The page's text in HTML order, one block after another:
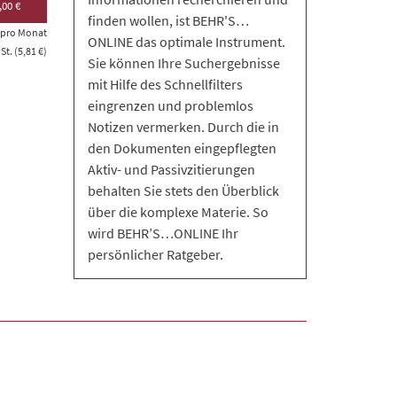
€
Monat
(5,81 €)
finden wollen, ist BEHR'S…
ONLINE das optimale Instrument.
Sie können Ihre Suchergebnisse
mit Hilfe des Schnellfilters
eingrenzen und problemlos
Notizen vermerken. Durch die in
den Dokumenten eingepflegten
Aktiv- und Passivzitierungen
behalten Sie stets den Überblick
über die komplexe Materie. So
wird BEHR’S…ONLINE Ihr
persönlicher Ratgeber.